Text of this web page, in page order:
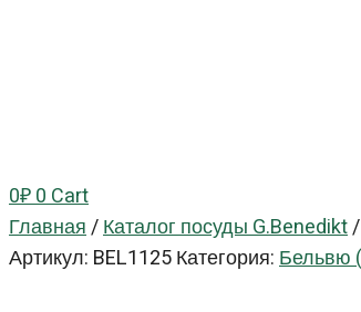
0₽0Cart
Главная/Каталог посуды G.Benedikt/
Артикул: BEL1125Категория:Бельвю